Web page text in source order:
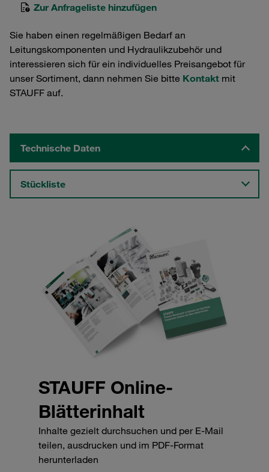
Zur Anfrageliste hinzufügen
Sie haben einen regelmäßigen Bedarf an
Leitungskomponenten und Hydraulikzubehör und
interessieren sich für ein individuelles Preisangebot für
unser Sortiment, dann nehmen Sie bitte Kontakt mit
STAUFF auf.
Technische Daten
Stückliste
STAUFF Online-
Blätterinhalt
Inhalte gezielt durchsuchen und per E-Mail
teilen, ausdrucken und im PDF-Format
herunterladen